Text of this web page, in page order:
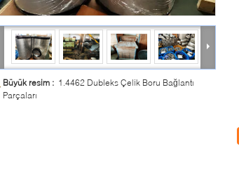
Büyük resim : 1.4462 Dubleks Çelik Boru Bağlantı
Parçaları